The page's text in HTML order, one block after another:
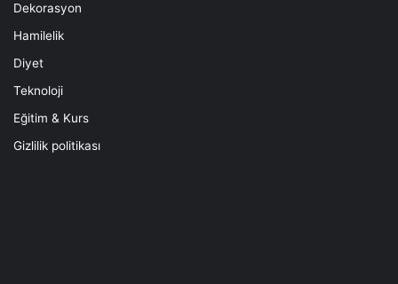
Dekorasyon
Hamilelik
Diyet
Teknoloji
Eğitim & Kurs
Gizlilik politikası